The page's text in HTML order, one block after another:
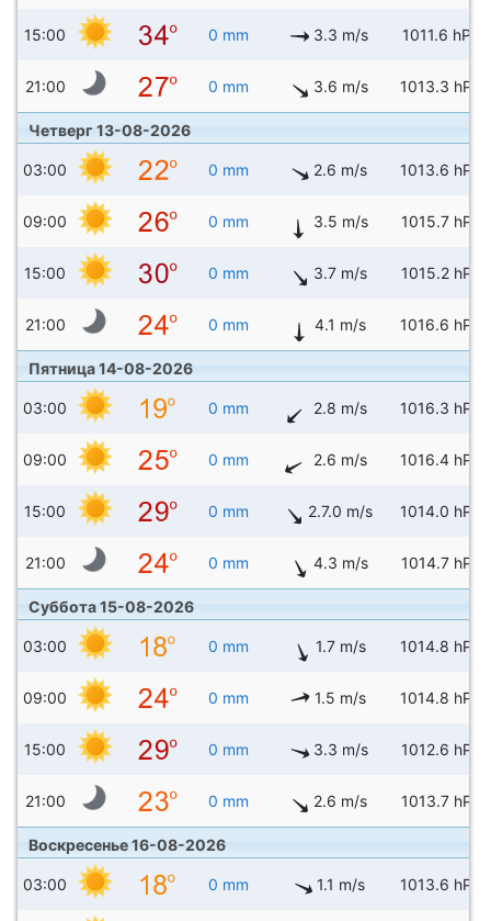
15:00 0 mm 3.3 m/s 1011.6 hPa
21:00 0 mm 3.6 m/s 1013.3 hPa
Четверг 13-08-2026
03:00 0 mm 2.6 m/s 1013.6 hPa
09:00 0 mm 3.5 m/s 1015.7 hPa
15:00 0 mm 3.7 m/s 1015.2 hPa
21:00 0 mm 4.1 m/s 1016.6 hPa
Пятница 14-08-2026
03:00 0 mm 2.8 m/s 1016.3 hPa
09:00 0 mm 2.6 m/s 1016.4 hPa
15:00 0 mm 2.7.0 m/s 1014.0 hPa
21:00 0 mm 4.3 m/s 1014.7 hPa
Суббота 15-08-2026
03:00 0 mm 1.7 m/s 1014.8 hPa
09:00 0 mm 1.5 m/s 1014.8 hPa
15:00 0 mm 3.3 m/s 1012.6 hPa
21:00 0 mm 2.6 m/s 1013.7 hPa
Воскресенье 16-08-2026
03:00 0 mm 1.1 m/s 1013.6 hPa